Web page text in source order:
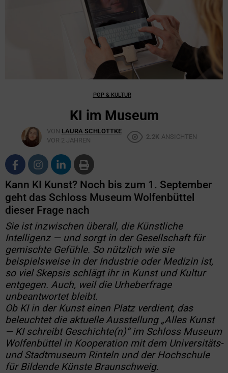
POP & KULTUR
KI im Museum
VON LAURA SCHLOTTKE
VOR 2 JAHREN
2.2K ANSICHTEN
Kann KI Kunst? Noch bis zum 1. September
geht das Schloss Museum Wolfenbüttel
dieser Frage nach
Sie ist inzwischen überall, die Künstliche
Intelligenz — und sorgt in der Gesellschaft für
gemischte Gefühle. So nützlich wie sie
beispielsweise in der Industrie oder Medizin ist,
so viel Skepsis schlägt ihr in Kunst und Kultur
entgegen. Auch, weil die Urheberfrage
unbeantwortet bleibt.
Ob KI in der Kunst einen Platz verdient, das
beleuchtet die aktuelle Ausstellung „Alles Kunst
— KI schreibt Geschichte(n)“ im Schloss Museum
Wolfenbüttel in Kooperation mit dem Universitäts-
und Stadtmuseum Rinteln und der Hochschule
für Bildende Künste Braunschweig.